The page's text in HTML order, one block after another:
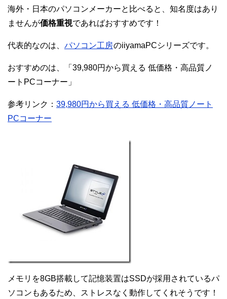
海外・日本のパソコンメーカーと比べると、知名度はあり
ませんが価格重視であればおすすめです！
代表的なのは、 パソコン工房のiiyamaPCシリーズです。
おすすめのは、「39,980円から買える 低価格・高品質ノ
ートPCコーナー」
参考リンク： 39,980円から買える 低価格・高品質ノート
PCコーナー
メモリを8GB搭載して記憶装置はSSDが採用されているパ
ソコンもあるため、ストレスなく動作してくれそうです！